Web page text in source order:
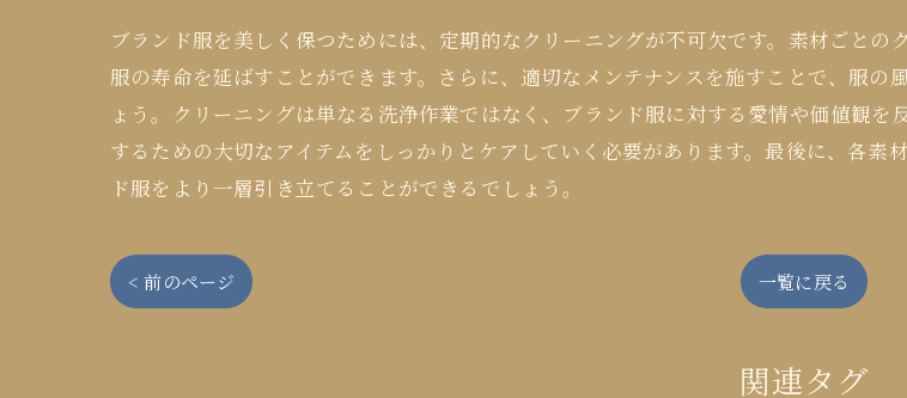
ブランド服を美しく保つためには、定期的なクリーニングが不可欠です。素材ごとの
服の寿命を延ばすことができます。さらに、適切なメンテナンスを施すことで、服
ょう。クリーニングは単なる洗浄作業ではなく、ブランド服に対する愛情や価値観
するための大切なアイテムをしっかりとケアしていく必要があります。最後に、各
ド服をより一層引き立てることができるでしょう。
< 前のページ 一覧に戻る
関連タグ